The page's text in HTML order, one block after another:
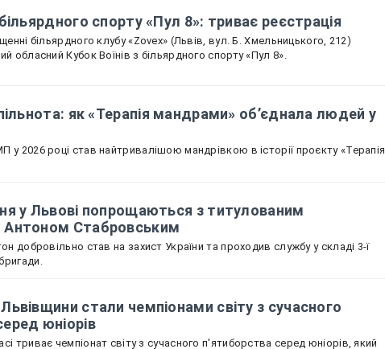
спорту «Пул 8»: триває реєстрація
більярдного клубу «Zovex» (Львів, вул. Б. Хмельницького, 212)
обласний Кубок Воїнів з більярдного спорту «Пул 8».
як «Терапія мандрами» об’єднала людей у
у 2026 році став найтривалішою мандрівкою в історії проєкту «Терапія
у Львові попрощаються з титулованим
Антоном Стабровським
добровільно став на захист України та проходив службу у складі 3-ї
стали чемпіонами світу з сучасного
юніорів
триває чемпіонат світу з сучасного п'ятиборства серед юніорів, який